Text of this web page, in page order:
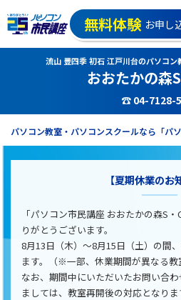
無料体験 お申し
流山 豊四季 初石 江戸川台のパソコ
おおたかの森
☎ 04-7128-
パソコン教室・パソコンスクールなら「パ
【夏期休業のお
「パソコン市民講座 おおたかの森S
りがとうございます。
8月13日（木）～8月15日（土）の間
ます。（※一部、休業期間が異なる教
なお、期間中にいただいたお問い合
ましては、教室再開後の対応となり